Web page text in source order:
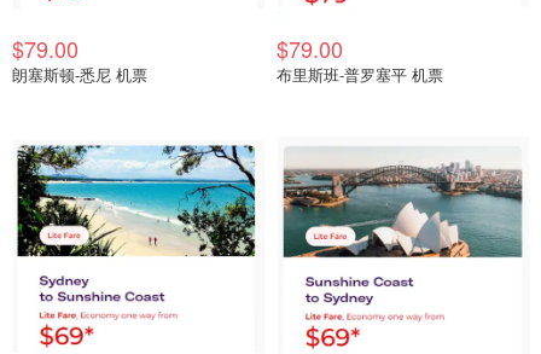
$79.00
朗塞斯顿-悉尼 机票
$79.00
布里斯班-普罗塞平 机票